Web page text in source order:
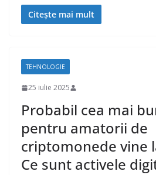
Citește mai mult
TEHNOLOGIE
25 iulie 2025
Probabil cea mai
pentru amatorii de
criptomonede vine
Ce sunt activele